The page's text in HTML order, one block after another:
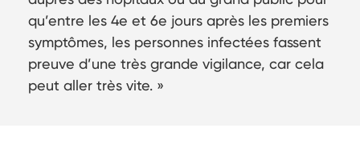
qu’entre les 4e et 6e jours après les premiers
symptômes, les personnes infectées fassent
preuve d’une très grande vigilance, car cela
peut aller très vite. »